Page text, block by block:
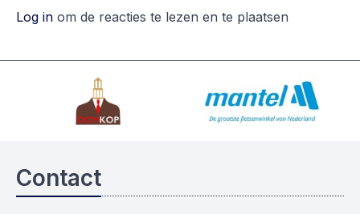
Log in om de reacties te lezen en te plaatsen
Contact